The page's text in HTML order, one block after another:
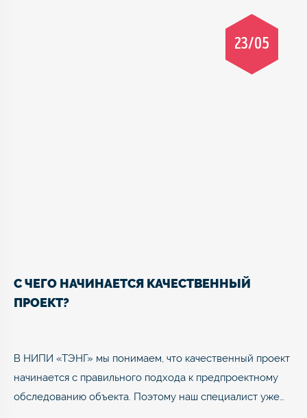
23/05
С ЧЕГО НАЧИНАЕТСЯ КАЧЕСТВЕННЫЙ
ПРОЕКТ?
В НИПИ «ТЭНГ» мы понимаем, что качественный проект
начинается с правильного подхода к предпроектному
обследованию объекта. Поэтому наш специалист уже…